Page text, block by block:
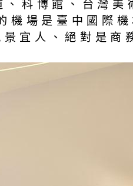
科博館、台灣美
機場是臺中國際
宜人、絕對是商